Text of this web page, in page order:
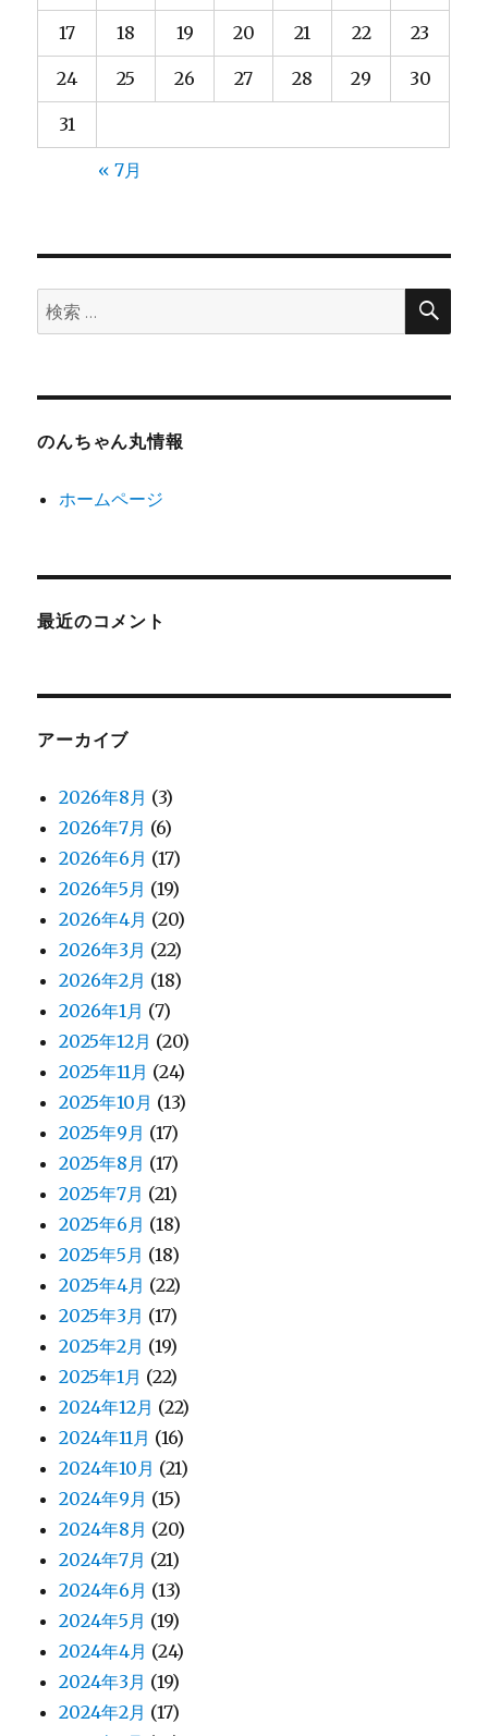
17 18 19 20 21 22 23
24 25 26 27 28 29 30
31
« 7月
検
索:
検
のんちゃん丸情報
ホームページ
最近のコメント
アーカイブ
2026年8月 (3)
2026年7月 (6)
2026年6月 (17)
2026年5月 (19)
2026年4月 (20)
2026年3月 (22)
2026年2月 (18)
2026年1月 (7)
2025年12月 (20)
2025年11月 (24)
2025年10月 (13)
2025年9月 (17)
2025年8月 (17)
2025年7月 (21)
2025年6月 (18)
2025年5月 (18)
2025年4月 (22)
2025年3月 (17)
2025年2月 (19)
2025年1月 (22)
2024年12月 (22)
2024年11月 (16)
2024年10月 (21)
2024年9月 (15)
2024年8月 (20)
2024年7月 (21)
2024年6月 (13)
2024年5月 (19)
2024年4月 (24)
2024年3月 (19)
2024年2月 (17)